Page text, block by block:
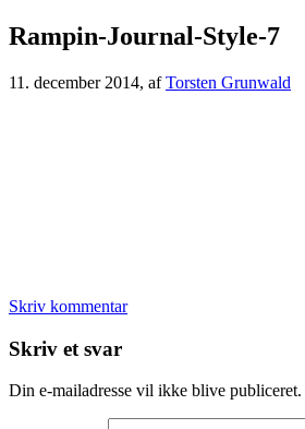
Rampin-Journal-Style-7
11. december 2014, afTorsten Grunwald
Skriv kommentar
Læserinteraktioner
Skriv et svar
Din e-mailadresse vil ikke blive publiceret.